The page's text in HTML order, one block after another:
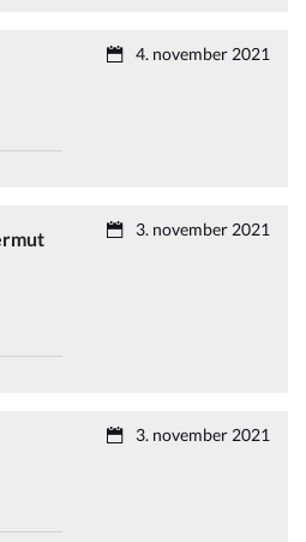
4. november 2021
3. november 2021
3. november 2021